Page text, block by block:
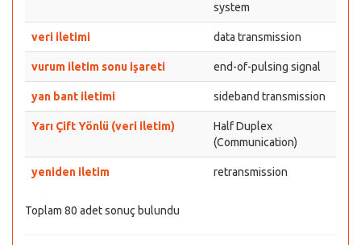
system
veri iletimi data transmission
vurum iletim sonu işareti end-of-pulsing signal
yan bant iletimi sideband transmission
Yarı Çift Yönlü (veri iletim)
Half Duplex
(Communication)
yeniden iletim retransmission
Toplam 80 adet sonuç bulundu